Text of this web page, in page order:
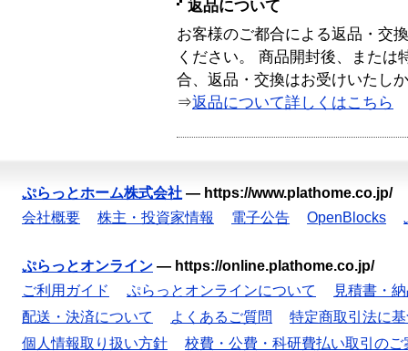
返品について
お客様のご都合による返品・交
ください。 商品開封後、または
合、返品・交換はお受けいたし
⇒返品について詳しくはこちら
ぷらっとホーム株式会社 — https://www.plathome.co.jp/
会社概要
株主・投資家情報 電子公告 OpenBlocks
ぷらっとオンライン — https://online.plathome.co.jp/
ご利用ガイド
ぷらっとオンラインについて
見積書・
配送・決済について
よくあるご質問
特定商取引法に
個人情報取り扱い方針
校費・公費・科研費払い取引のご